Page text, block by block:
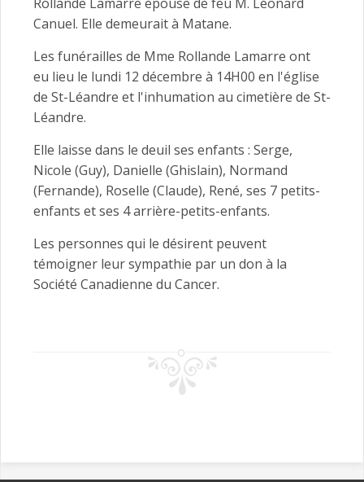
Canuel. Elle demeurait à Matane.
Les funérailles de Mme Rollande Lamarre ont
eu lieu le lundi 12 décembre à 14H00 en l'église
de St-Léandre et l'inhumation au cimetière de St-
Léandre.
Elle laisse dans le deuil ses enfants : Serge,
Nicole (Guy), Danielle (Ghislain), Normand
(Fernande), Roselle (Claude), René, ses 7 petits-
enfants et ses 4 arrière-petits-enfants.
Les personnes qui le désirent peuvent
témoigner leur sympathie par un don à la
Société Canadienne du Cancer.